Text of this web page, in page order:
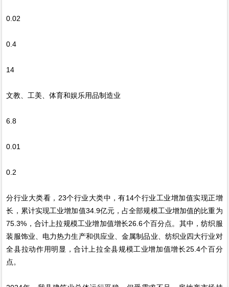
0.02
0.4
14
文教、工美、体育和娱乐用品制造业
6.8
0.01
0.2
分行业大类看，23个行业大类中，有14个行业工业增加值实现正增
长，累计实现工业增加值34.9亿元，占全部规模工业增加值的比重为
75.3%，合计上拉规模工业增加值增长26.6个百分点。其中，纺织服
装服饰业、电力热力生产和供应业、金属制品业、纺织业四大行业对
全县拉动作用明显，合计上拉全县规模工业增加值增长25.4个百分
点。